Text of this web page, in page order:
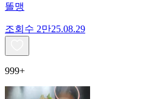
똘맹
조회수 2만25.08.29
999+